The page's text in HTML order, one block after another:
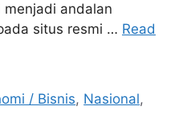
menjadi andalan
situs resmi … Read
/ Bisnis, Nasional,